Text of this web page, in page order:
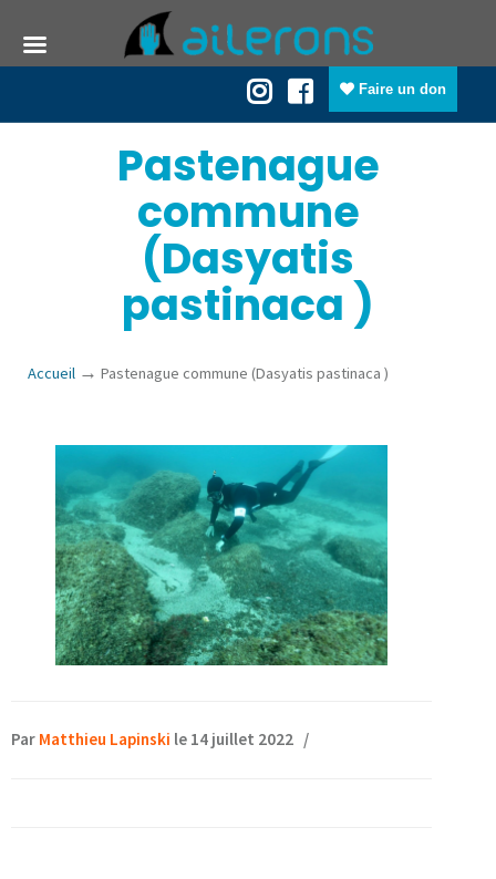
Faire un don
Pastenague
commune
(Dasyatis
pastinaca )
Accueil → Pastenague commune (Dasyatis pastinaca )
Par Matthieu Lapinski le 14 juillet 2022 /